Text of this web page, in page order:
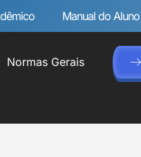
Manual do Aluno
Normas Gerais